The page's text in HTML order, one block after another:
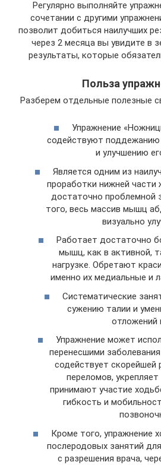
Регулярно выполняйте
сочетании с другими
позволит добиться наилучших
через 2 месяца вы увидите в
результаты, которые
Польза
Разберем отдельные полезные
Упражнение
содействуют
и улучшению
Является одним из
проработки нижней части
достаточно проблемной
того, весь массив мышц
визуально
Работает достаточно
мышц, как в активной,
нагрузке. Обретают
именно их медиальные и
Систематические
сужению талии и
отложений
Упражнение может
перенесшими
содействует скорейшей
переломов,
принимают участие
гибкость и
Кроме того, упражнение
послеродовых занятий
с разрешения врача,